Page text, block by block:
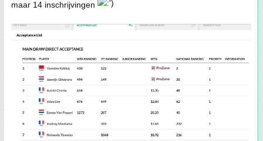
maar 14 inschrijvingen